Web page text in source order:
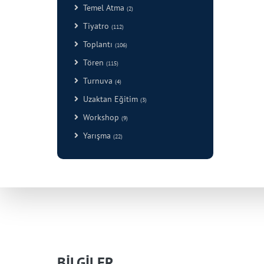
Temel Atma (2)
Tiyatro (112)
Toplantı (106)
Tören (115)
Turnuva (4)
Uzaktan Eğitim (3)
Workshop (9)
Yarışma (22)